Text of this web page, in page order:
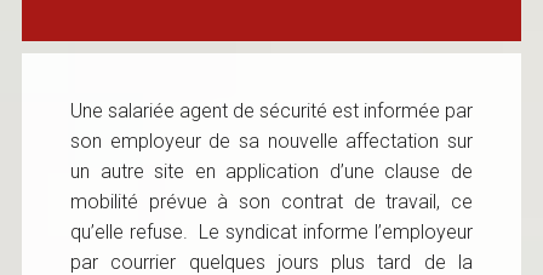
Une salariée agent de sécurité est informée par
son employeur de sa nouvelle affectation sur
un autre site en application d’une clause de
mobilité prévue à son contrat de travail, ce
qu’elle refuse. Le syndicat informe l’employeur
par courrier quelques jours plus tard de la